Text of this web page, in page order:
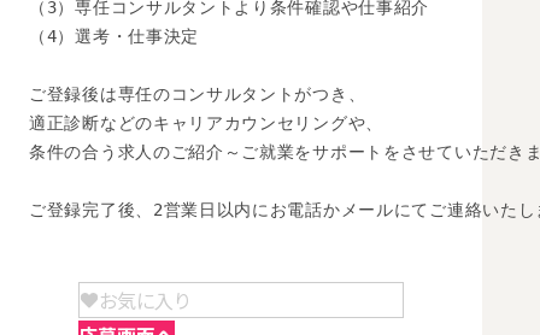
（3）専任コンサルタントより条件確認や仕事紹介
（4）選考・仕事決定
ご登録後は専任のコンサルタントがつき、
適正診断などのキャリアカウンセリングや、
条件の合う求人のご紹介～ご就業をサポートをさせていただき
ご登録完了後、2営業日以内にお電話かメールにてご連絡いたし
お気に入り